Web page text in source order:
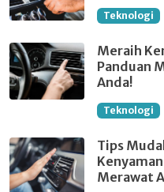
Teknologi
Meraih
Panduan
Anda!
Teknologi
Tips
Merawat